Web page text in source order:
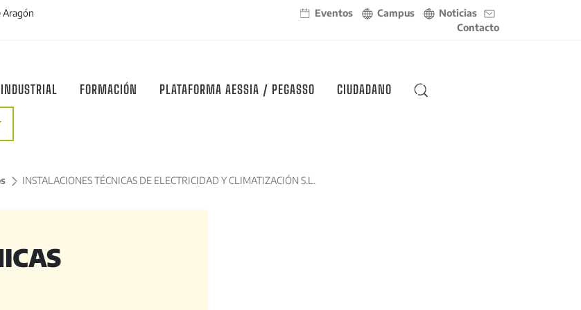
Aragón Eventos Campus
Noticias
Contacto
FORMACIÓN PLATAFORMA AESSIA / PEGASSO CIUDADANO
> INSTALACIONES TÉCNICAS DE ELECTRICIDAD Y CLIMATIZACIÓN S.L.